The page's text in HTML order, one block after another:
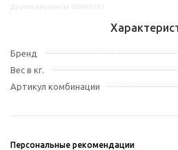
Бренд
Вес в кг.
Артикул комбинации
Персональные рекомендации